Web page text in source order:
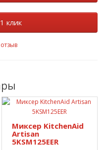
клик
Миксер KitchenAid
Artisan
5KSM125EER